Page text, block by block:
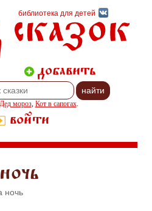
библиотека для детей
сказок
добавить
Дед мороз, Кот в сапогах.
войти
ночь